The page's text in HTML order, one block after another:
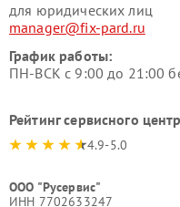
для юридических лиц
manager@fix-pard.ru
График работы:
ПН-ВСК с 9:00 до 21:00
Рейтинг сервисного
4.9-5.0
ООО "Русервис"
ИНН 7702633247